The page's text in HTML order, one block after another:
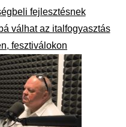
fejlesztésnek
válhat az italfogyasztás
fesztiválokon